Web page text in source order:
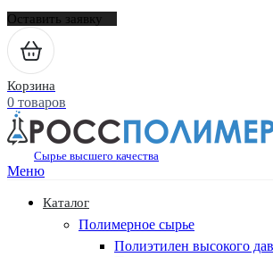
Оставить заявку
Корзина
0 товаров
Сырье высшего качества
Меню
Каталог
Полимерное сырье
Полиэтилен высокого